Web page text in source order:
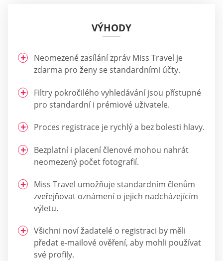
VÝHODY
Neomezené zasílání zpráv Miss Travel je
zdarma pro ženy se standardními účty.
Filtry pokročilého vyhledávání jsou přístupné
pro standardní i prémiové uživatele.
Proces registrace je rychlý a bez bolesti hlavy.
Bezplatní i placení členové mohou nahrát
neomezený počet fotografií.
Miss Travel umožňuje standardním členům
zveřejňovat oznámení o jejich nadcházejícím
výletu.
Všichni noví žadatelé o registraci by měli
předat e-mailové ověření, aby mohli používat
své profily.